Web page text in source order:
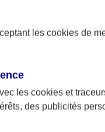
les cookies de
les cookies et
des publicités